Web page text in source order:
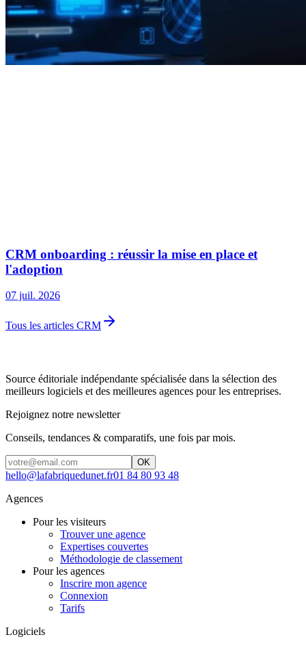
CRM onboarding : réussir la mise en place et
l'adoption
07 juil. 2026
Tous les articles CRM
Source éditoriale indépendante spécialisée dans la sélection des
meilleurs logiciels et des meilleures agences pour les entreprises.
Rejoignez notre newsletter
Conseils, tendances & comparatifs, une fois par mois.
OK
hello@lafabriquedunet.fr01 84 80 93 48
Agences
Pour les visiteurs
Trouver une agence
Expertises couvertes
Méthodologie de classement
Pour les agences
Inscrire mon agence
Connexion
Tarifs
Logiciels